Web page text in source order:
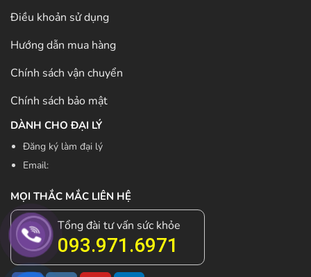
Điều khoản sử dụng
Hướng dẫn mua hàng
Chính sách vận chuyển
Chính sách bảo mật
DÀNH CHO ĐẠI LÝ
Đăng ký làm đại lý
Email:
MỌI THẮC MẮC LIÊN HỆ
Tổng đài tư vấn sức khỏe
093.971.6971